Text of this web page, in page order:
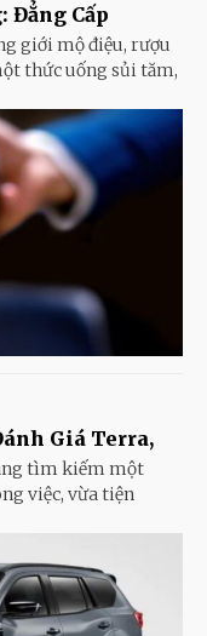
Đẳng Cấp
giới mộ điệu, rượu
thức uống sủi tăm,
Giá Terra,
tìm kiếm một
việc, vừa tiện